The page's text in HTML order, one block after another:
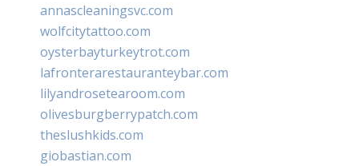
annascleaningsvc.com
wolfcitytattoo.com
oysterbayturkeytrot.com
lafronterarestauranteybar.com
lilyandrosetearoom.com
olivesburgberrypatch.com
theslushkids.com
giobastian.com